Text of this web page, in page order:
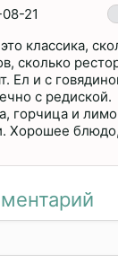
21
классика,
сколько
Ел и с
с редиской.
горчица и
Хорошее